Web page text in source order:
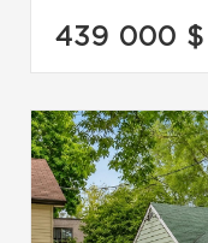
439 000 $